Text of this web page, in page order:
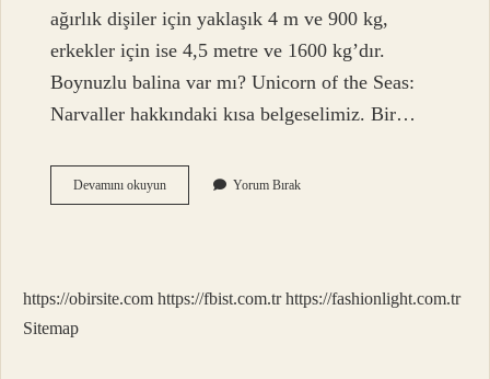
ağırlık dişiler için yaklaşık 4 m ve 900 kg,
erkekler için ise 4,5 metre ve 1600 kg’dır.
Boynuzlu balina var mı? Unicorn of the Seas:
Narvaller hakkındaki kısa belgeselimiz. Bir…
Devamını okuyunNarval
Hangi
Yorum Bırak
https://obirsite.com https://fbist.com.tr https://fashionlight.com.tr
Sitemap